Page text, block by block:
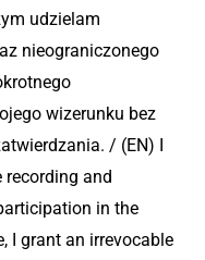
udzielam
nieograniczonego
wizerunku bez
/ (EN) I
recording and
in the
I grant an irrevocable